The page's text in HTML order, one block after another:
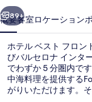
ロ
ン
ト
マ
リ
次へ
89+
概要客室ロケーション
ホテル ベスト フロン
びバルセロナ インタ
でわずか 5 分圏内で
中海料理を提供する
がりいただけます。